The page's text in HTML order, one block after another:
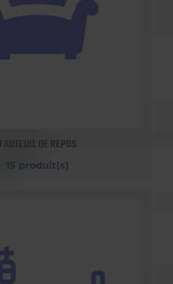
FAUTEUIL DE REPOS
15 produit(s)